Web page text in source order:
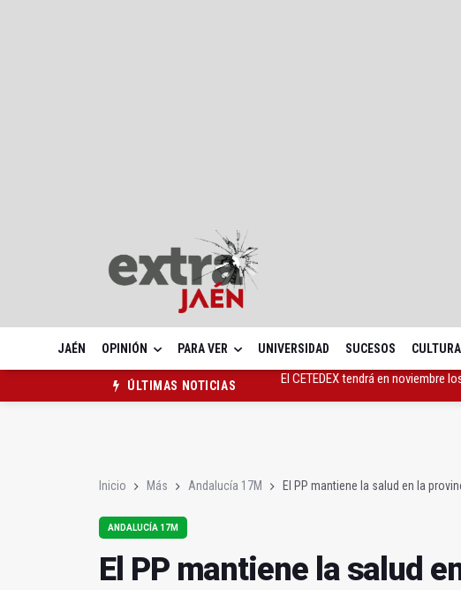
JAÉN OPINIÓN PARA VER UNIVERSIDAD SUCESOS CULTURA
ÚLTIMAS NOTICIAS
Jamilena acogerá el I Concurso
Inicio Más Andalucía 17M El PP mantiene la salud en la
ANDALUCÍA 17M
El PP mantiene la salud